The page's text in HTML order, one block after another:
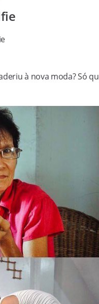
à nova moda? Só